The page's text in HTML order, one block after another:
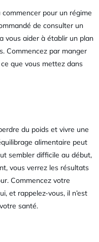
pour un régime
de consulter un
vous aider à établir un plan
Commencez par manger
que vous mettez dans
du poids et vivre une
alimentaire peut
sembler difficile au début,
vous verrez les résultats
Commencez votre
et rappelez-vous, il n’est
santé.